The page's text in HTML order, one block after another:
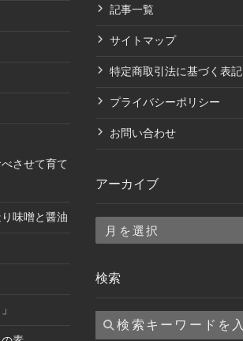
させて育て
味噌と醤油
記事一覧
サイトマップ
特定商取引法に基づく表記
プライバシーポリシー
お問い合わせ
アーカイブ
ア
カ
ブ
検索